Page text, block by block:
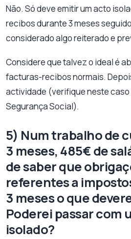
Não. Só deve emitir um acto
recibos durante 3 meses
considerado algo reiterado e
Considere que talvez o ideal é
facturas-recibos normais.
actividade (verifique neste caso
Segurança Social).
5) Num trabalho de
3 meses, 485€ de
de saber que
referentes a
3 meses o que
Poderei passar com
isolado?